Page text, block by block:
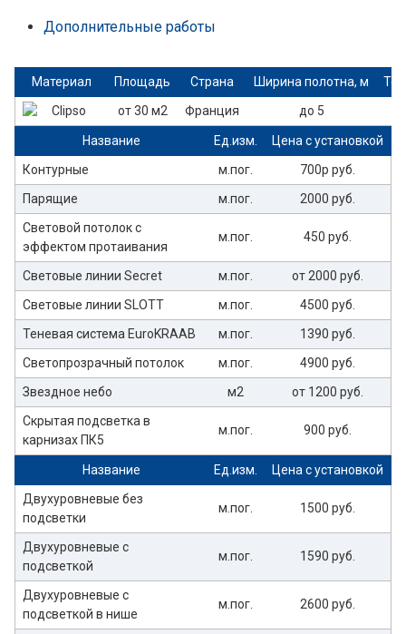
Дополнительные работы
Материал Площадь Страна Ширина полотна, м
от 30 м2
Франция до 5
Название Ед.изм.
Цена с установкой
Контурные
м.пог.
700р руб.
Парящие
м.пог.
2000 руб.
Световой потолок с
эффектом протаивания
м.пог. 450 руб.
Световые линии Secret м.пог.
от 2000 руб.
Световые линии SLOTT
м.пог.
4500 руб.
Теневая система EuroKRAAB
м.пог.
1390 руб.
Светопрозрачный потолок
м.пог.
4900 руб.
Звездное небо
м2
от 1200 руб.
Скрытая подсветка в
карнизах ПК5
м.пог. 900 руб.
Название Ед.изм.
Цена с установкой
Двухуровневые без
подсветки
м.пог. 1500 руб.
Двухуровневые с
подсветкой
м.пог. 1590 руб.
Двухуровневые с
подсветкой в нише
м.пог. 2600 руб.